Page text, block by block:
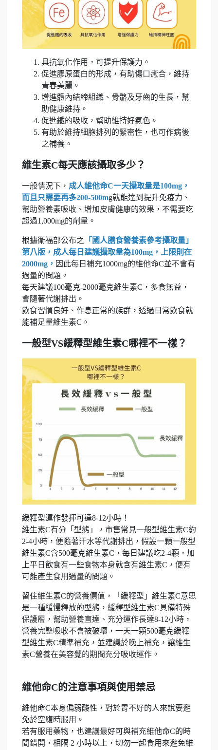
具抗氧化作用，可提升保護力。
促進膠原蛋白的形成，有助傷口癒合，維持
青春美麗。
增進體內結締組織、骨骼及牙齒的生長，幫
助健康維持。
促進鐵的吸收，幫助維持好氣色。
有助於維持細胞排列的緊密性，也可作病後
之補養。
維生素C每天應該攝取多少？
一般情況下， 成人維他命C一天攝取量是100mg，
而且只需要再多200-500mg就能達到提升免疫力、
幫助營養素吸收、增加皮膚健康的效果，不需要吃
超過1,000mg的劑量。
根據衛福部公布之
「國人膳食營養素參考攝取量」
第八版，成人每日建議攝取量為100mg，上限則在
2000mg， 因此每日補充1000mg的維他命C並不會有
過量的問題。
每天建議100毫克-2000毫克維生素C，多食無益，
會隨著代謝排出。
飲食習慣良好、作息正常的族群，透過日常飲食就
能補足量維生素C。
一般型VS緩釋型維生素C哪裡不一樣？
緩釋型運作發揮可達8-12小時！
維生素C有分「型態」，市售常見一般型維生素C約
2-4小時，便隨著汗水等代謝排出，假設一顆一般型
維生素C含500毫克維生素C，每日建議吃2-4顆，加
上平日飲食有一些食物本身就含有維生素C，便有
可能產生食用過量的問題。
留住維生素C的營養價值，「緩釋型」維生素C意思
是一種緩慢釋放的型態，緩釋型維生素C具備特殊
保護層，幫助營養直達、充分運作長達8-12小時，
營養完整吸收不會被破壞，一天一顆500毫克緩釋
型維生素C精準補充，並建議於晚上補充，讓維生
素C營養在美容覺的期間充分吸收運作。
維他命C的注意事項與使用禁忌
維他命C本身偏弱酸性，對於胃不好的人來說要避
免於空腹時服用。
若有服用藥物，也建議最好可與補充維他命C的時
間錯開，相隔 2 小時以上，切勿一起食用來避免維